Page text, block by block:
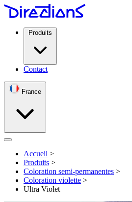
Produits
Contact
France
Open menu
Accueil >
Produits >
Coloration semi-permanentes >
Coloration violette >
Ultra Violet